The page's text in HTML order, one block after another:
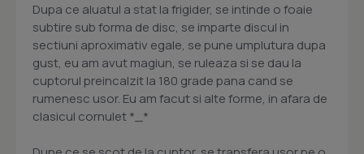
Dupa ce aluatul a stat la frigider, se intinde o foaie
subtire sub forma de disc, se imparte discul in
sectiuni aproximativ egale, se pune umplutura dupa
gust, eu am avut magiun, se ruleaza si se dau la
cuptorul preincalzit la 180 grade pana cand se
rumenesc usor. Eu am facut si alte forme, in afara de
clasicul cornulet *_*